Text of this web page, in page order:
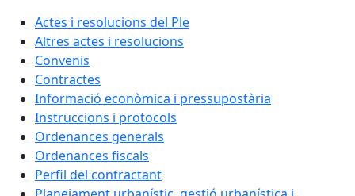
Actes i resolucions del Ple
Altres actes i resolucions
Convenis
Contractes
Informació econòmica i pressupostària
Instruccions i protocols
Ordenances generals
Ordenances fiscals
Perfil del contractant